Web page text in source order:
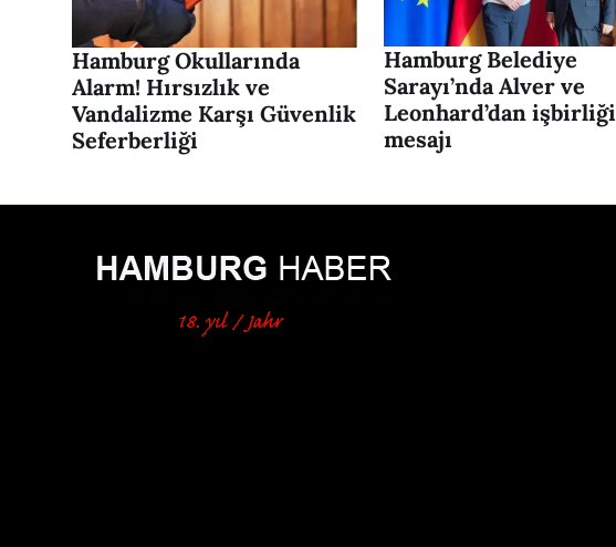
Hamburg Okullarında
Alarm! Hırsızlık ve
Vandalizme Karşı Güvenlik
Seferberliği
Hamburg Belediye
Sarayı’nda Alver ve
Leonhard’dan işbirliği
mesajı